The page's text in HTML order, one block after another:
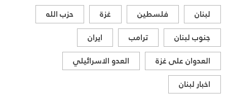
لبنان فلسطين غزة
حزب الله
جنوب لبنان
ترامب
ايران
العدوان على غزة
العدو الاسرائيلي
اخبار لبنان